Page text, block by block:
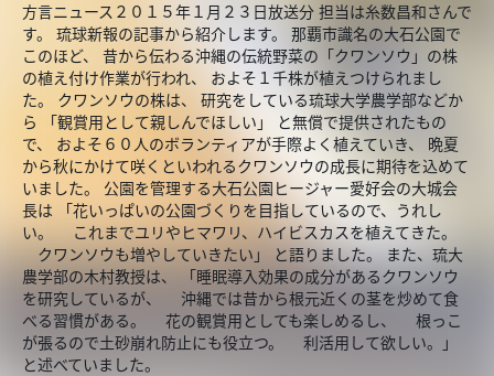
方言ニュース２０１５年１月２３日放送分 担当は糸数昌和さんで
す。 琉球新報の記事から紹介します。 那覇市識名の大石公園で
このほど、 昔から伝わる沖縄の伝統野菜の「クワンソウ」の株
の植え付け作業が行われ、 およそ１千株が植えつけられまし
た。 クワンソウの株は、 研究をしている琉球大学農学部などか
ら 「観賞用として親しんでほしい」 と無償で提供されたもの
で、 およそ６０人のボランティアが手際よく植えていき、 晩夏
から秋にかけて咲くといわれるクワンソウの成長に期待を込めて
いました。 公園を管理する大石公園ヒージャー愛好会の大城会
長は 「花いっぱいの公園づくりを目指しているので、うれし
い。 これまでユリやヒマワリ、ハイビスカスを植えてきた。
クワンソウも増やしていきたい」 と語りました。 また、琉大
農学部の木村教授は、 「睡眠導入効果の成分があるクワンソウ
を研究しているが、 沖縄では昔から根元近くの茎を炒めて食
べる習慣がある。 花の観賞用としても楽しめるし、 根っこ
が張るので土砂崩れ防止にも役立つ。 利活用して欲しい。」
と述べていました。